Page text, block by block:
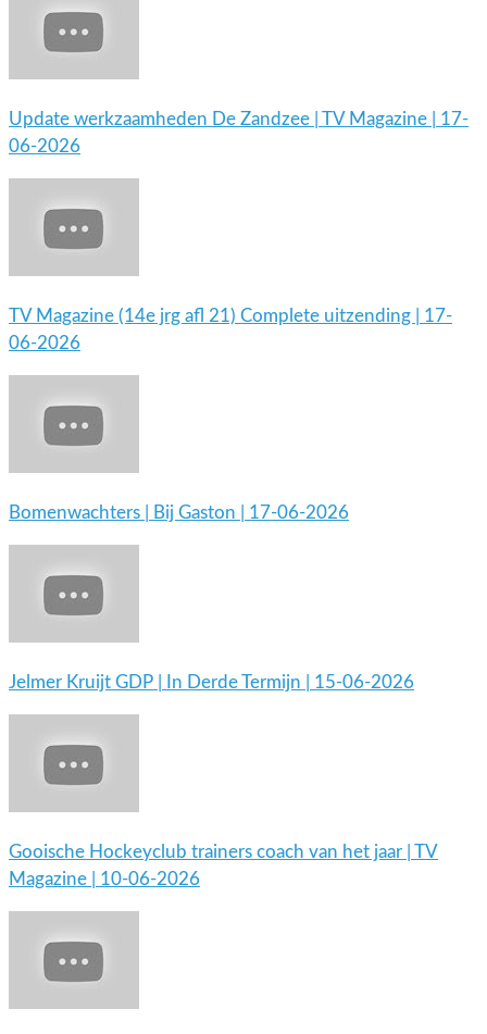
Update werkzaamheden De Zandzee | TV Magazine | 17-
06-2026
TV Magazine (14e jrg afl 21) Complete uitzending | 17-
06-2026
Bomenwachters | Bij Gaston | 17-06-2026
Jelmer Kruijt GDP | In Derde Termijn | 15-06-2026
Gooische Hockeyclub trainers coach van het jaar | TV
Magazine | 10-06-2026